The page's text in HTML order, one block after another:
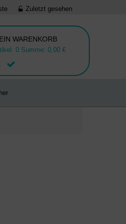
Zuletzt gesehen
WARENKORB
0 Summe: 0,00 €